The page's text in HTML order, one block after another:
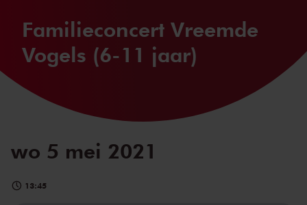
Familieconcert Vreemde
Vogels (6-11 jaar)
wo 5 mei 2021
13:45